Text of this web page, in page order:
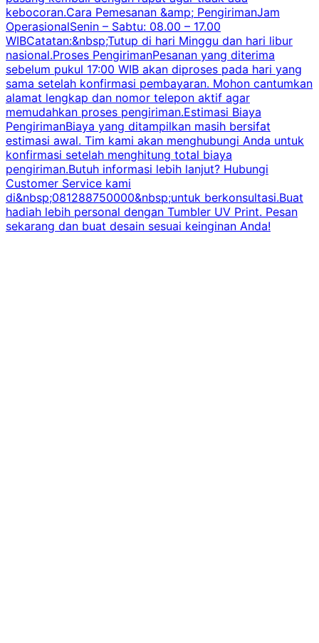
kebocoran.Cara Pemesanan &amp; PengirimanJam
OperasionalSenin – Sabtu: 08.00 – 17.00
WIBCatatan:&nbsp;Tutup di hari Minggu dan hari libur
nasional.Proses PengirimanPesanan yang diterima
sebelum pukul 17:00 WIB akan diproses pada hari yang
sama setelah konfirmasi pembayaran. Mohon cantumkan
alamat lengkap dan nomor telepon aktif agar
memudahkan proses pengiriman.Estimasi Biaya
PengirimanBiaya yang ditampilkan masih bersifat
estimasi awal. Tim kami akan menghubungi Anda untuk
konfirmasi setelah menghitung total biaya
pengiriman.Butuh informasi lebih lanjut? Hubungi
Customer Service kami
di&nbsp;081288750000&nbsp;untuk berkonsultasi.Buat
hadiah lebih personal dengan Tumbler UV Print. Pesan
sekarang dan buat desain sesuai keinginan Anda!